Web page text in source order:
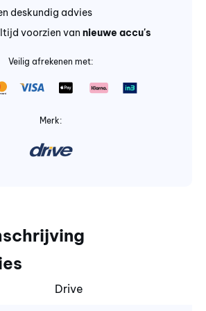
deskundig advies
voorzien van nieuwe accu's
Veilig afrekenen met:
Merk:
Drive